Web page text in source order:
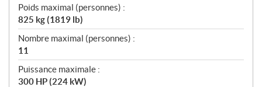
Poids maximal (personnes) :
825 kg (1819 lb)
Nombre maximal (personnes) :
11
Puissance maximale :
300 HP (224 kW)